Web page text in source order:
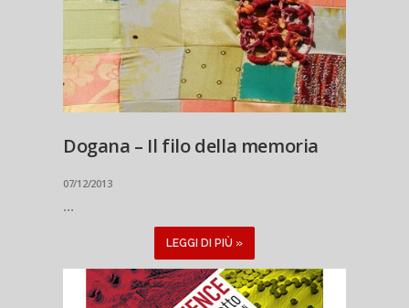
Dogana – Il filo della memoria
07/12/2013
...
LEGGI DI PIÙ »